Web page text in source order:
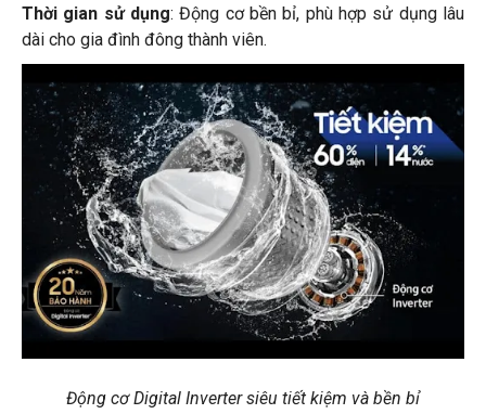
Thời gian sử dụng: Động cơ bền bỉ, phù hợp sử dụng lâu
dài cho gia đình đông thành viên.
Động cơ Digital Inverter siêu tiết kiệm và bền bỉ